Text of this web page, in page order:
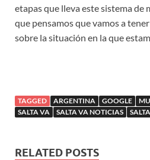
etapas que lleva este sistema
que pensamos que vamos a
sobre la situación en la que
TAGGED ARGENTINA GOOGLE
SALTA VA
SALTA VA NOTICIAS
RELATED POSTS